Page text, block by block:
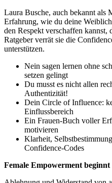
Laura Busche, auch bekannt als
Erfahrung, wie du deine
den Respekt verschaffen kannst,
Ratgeber verrät sie die
unterstützen.
Nein sagen lernen ohne
setzen gelingt
Du musst es nicht allen
Authentizität!
Dein Circle of Influence:
Einflussbereich
Ein Frauen-Buch voller
motivieren
Klarheit,
Confidence-Codes
Female Empowerment beginnt